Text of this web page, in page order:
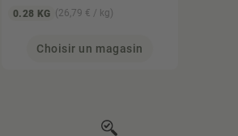
0.28 KG (26,79 € / kg)
Choisir un magasin